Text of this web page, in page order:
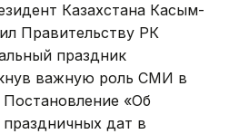
Казахстана Касым-
Правительству РК
праздник
важную роль СМИ в
«Об
дат в